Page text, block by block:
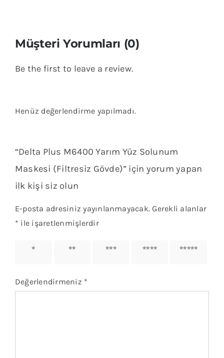
Müşteri Yorumları (0)
Be the first to leave a review.
Henüz değerlendirme yapılmadı.
“Delta Plus M6400 Yarım Yüz Solunum
Maskesi (Filtresiz Gövde)” için yorum yapan
ilk kişi siz olun
E-posta adresiniz yayınlanmayacak. Gerekli alanlar
* ile işaretlenmişlerdir
2/5
3/5
4/5
5/5
Değerlendirmeniz *